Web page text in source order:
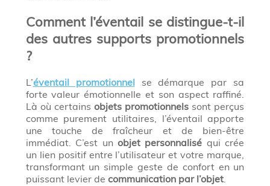
Comment l’éventail se distingue-t-il
des autres supports promotionnels
?
L’éventail promotionnelse démarque par sa
forte valeur émotionnelle et son aspect raffiné.
Là où certains objets promotionnels sont perçus
comme purement utilitaires, l’éventail apporte
une touche de fraîcheur et de bien-être
immédiat. C’est un objet personnalisé qui crée
un lien positif entre l’utilisateur et votre marque,
transformant un simple geste de confort en un
puissant levier de communication par l’objet.